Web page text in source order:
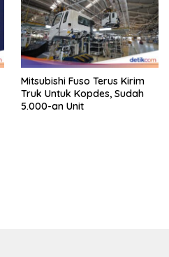
Mitsubishi Fuso Terus Kirim
Truk Untuk Kopdes, Sudah
5.000-an Unit